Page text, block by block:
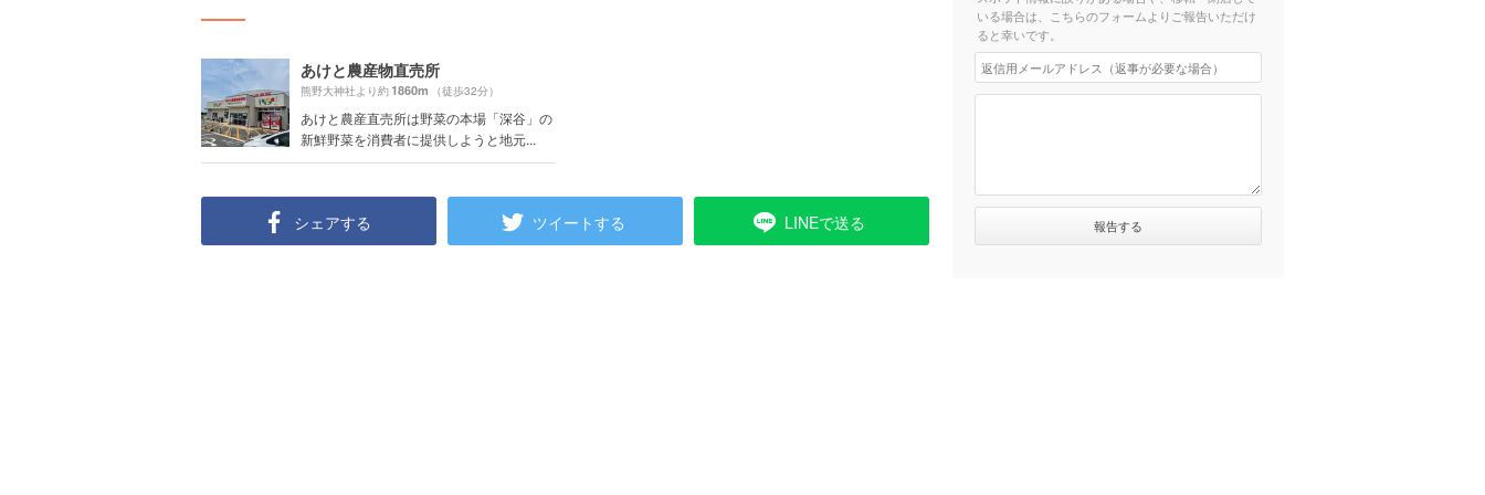
あけと農産物直売所
熊野大神社より約1860m （徒歩32分）
あけと農産直売所は野菜の本場「深谷」の
新鮮野菜を消費者に提供しようと地元...
シェアする ツイートする LINEで送る
いる場合は、こちらのフォームよりご報告いただけ
ると幸いです。